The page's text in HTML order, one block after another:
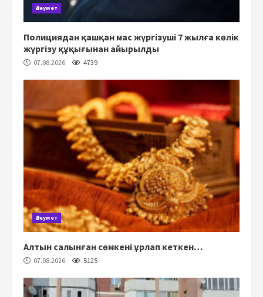
Әлеумет
Полициядан қашқан мас жүргізуші 7 жылға көлік
жүргізу құқығынан айырылды
07.08.2026 4739
Әлеумет
Алтын салынған сөмкені ұрлап кеткен…
07.08.2026 5125